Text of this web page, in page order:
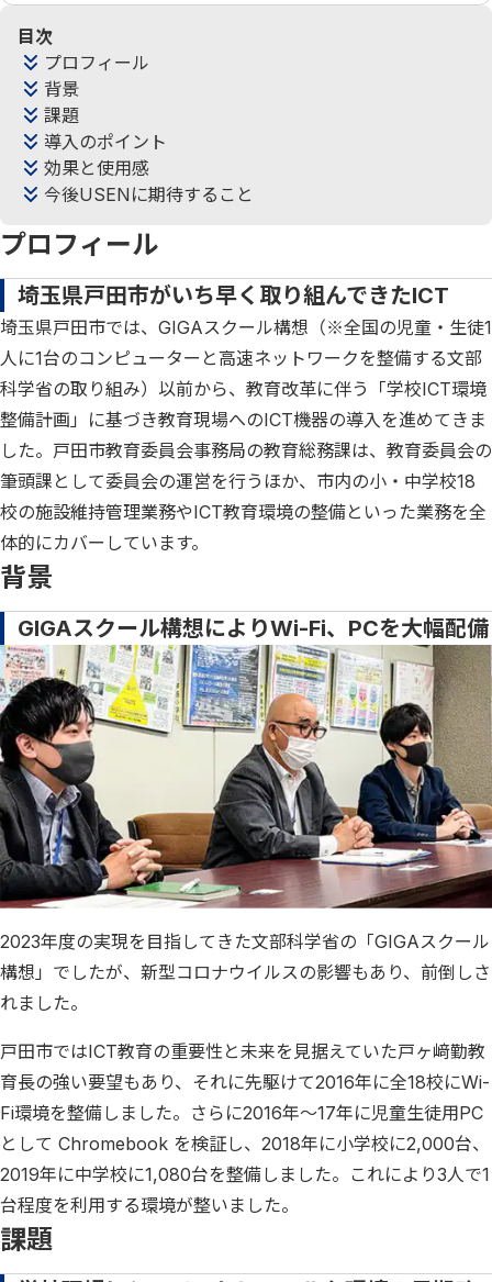
目次
プロフィール
背景
課題
導入のポイント
効果と使用感
今後USENに期待すること
プロフィール
埼玉県戸田市がいち早く取り組んできたICT
埼玉県戸田市では、GIGAスクール構想（※全国の児童・生徒1
人に1台のコンピューターと高速ネットワークを整備する文部
科学省の取り組み）以前から、教育改革に伴う「学校ICT環境
整備計画」に基づき教育現場へのICT機器の導入を進めてきま
した。戸田市教育委員会事務局の教育総務課は、教育委員会の
筆頭課として委員会の運営を行うほか、市内の小・中学校18
校の施設維持管理業務やICT教育環境の整備といった業務を全
体的にカバーしています。
背景
GIGAスクール構想によりWi-Fi、PCを大幅配備
2023年度の実現を目指してきた文部科学省の「GIGAスクール
構想」でしたが、新型コロナウイルスの影響もあり、前倒しさ
れました。
戸田市ではICT教育の重要性と未来を見据えていた戸ヶ﨑勤教
育長の強い要望もあり、それに先駆けて2016年に全18校にWi-
Fi環境を整備しました。さらに2016年～17年に児童生徒用PC
として Chromebook を検証し、2018年に小学校に2,000台、
2019年に中学校に1,080台を整備しました。これにより3人で1
台程度を利用する環境が整いました。
課題